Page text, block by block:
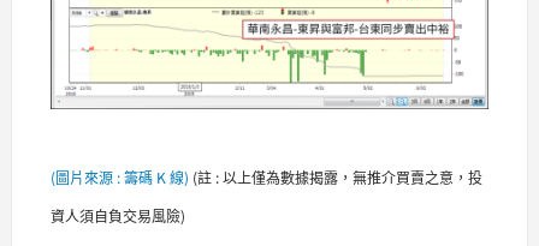
(圖片來源 : 籌碼 K 線) (註 : 以上僅為數據揭露，無推介買賣之意，投
資人須自負交易風險)